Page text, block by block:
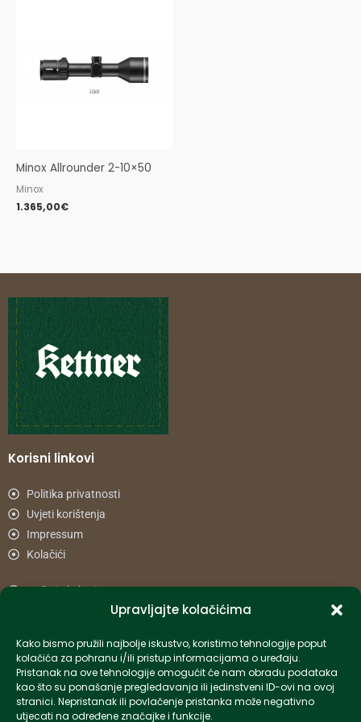
Upravljajte kolačićima
Kako bismo pružili najbolje iskustvo, koristimo tehnologije poput
kolačića za pohranu i/ili pristup informacijama o uređaju.
Pristanak na ove tehnologije omogućit će nam obradu podataka
kao što su ponašanje pregledavanja ili jedinstveni ID-ovi na ovoj
stranici. Nepristanak ili povlačenje pristanka može negativno
utjecati na određene značajke i funkcije.
Minox Allrounder 2-10×50
Minox
1.365,00€
Korisni linkovi
Politika privatnosti
Uvjeti korištenja
Impressum
Kolačići
Načini plaćanja
Informacije
info-hr@kettner.com